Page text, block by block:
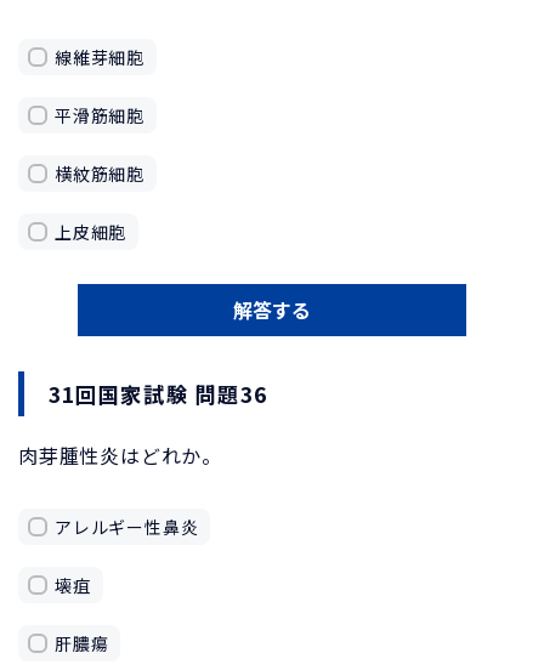
線維芽細胞
平滑筋細胞
横紋筋細胞
上皮細胞
解答する
31回国家試験 問題36
肉芽腫性炎はどれか。
アレルギー性鼻炎
壊疽
肝膿瘍